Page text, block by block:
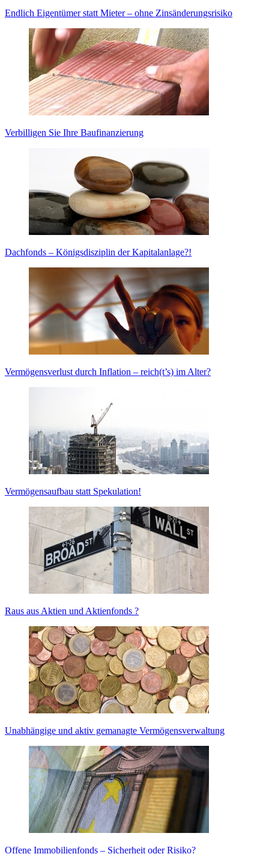
Endlich Eigentümer statt Mieter – ohne Zinsänderungsrisiko
Verbilligen Sie Ihre Baufinanzierung
Dachfonds – Königsdisziplin der Kapitalanlage?!
Vermögensverlust durch Inflation – reich(t’s) im Alter?
Vermögensaufbau statt Spekulation!
Raus aus Aktien und Aktienfonds ?
Unabhängige und aktiv gemanagte Vermögensverwaltung
Offene Immobilienfonds – Sicherheit oder Risiko?